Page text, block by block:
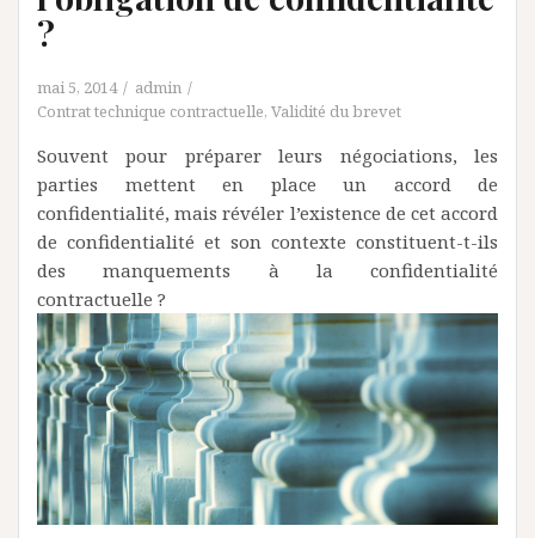
?
mai 5, 2014
admin
Contrat technique contractuelle, Validité du brevet
Souvent pour préparer leurs négociations, les
parties mettent en place un accord de
confidentialité, mais révéler l’existence de cet accord
de confidentialité et son contexte constituent-t-ils
des manquements à la confidentialité
contractuelle ?